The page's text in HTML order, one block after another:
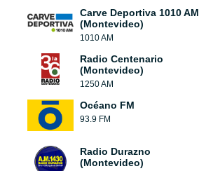
Carve Deportiva 1010 AM
(Montevideo)
1010 AM
Radio Centenario
(Montevideo)
1250 AM
Océano FM
93.9 FM
Radio Durazno
(Montevideo)